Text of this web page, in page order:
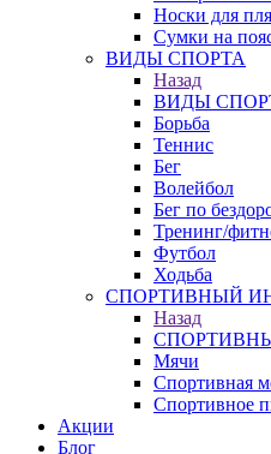
Носки для
Сумки на
ВИДЫ СПОРТА
Назад
ВИДЫ
Борьба
Теннис
Бег
Волейбол
Бег по
Тренинг/
Футбол
Ходьба
СПОРТИВНЫЙ
Назад
Мячи
Спортивная
Спортивное
Акции
Блог